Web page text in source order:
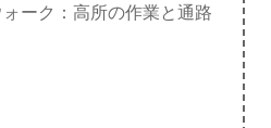
ーク：高所の作業と通路